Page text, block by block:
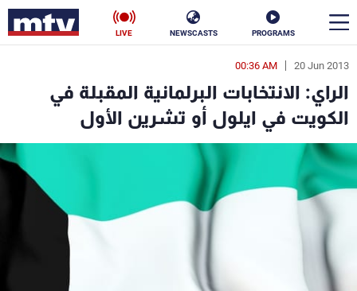
PROGRAMS
NEWSCASTS
LIVE
20 Jun 2013
00:36 AM
الراي: الانتخابات البرلمانية المقبلة في
الكويت في ايلول أو تشرين الأول
en
الأخبار
سياسة ناس
إقتصاد
رياضة
كأس العالم